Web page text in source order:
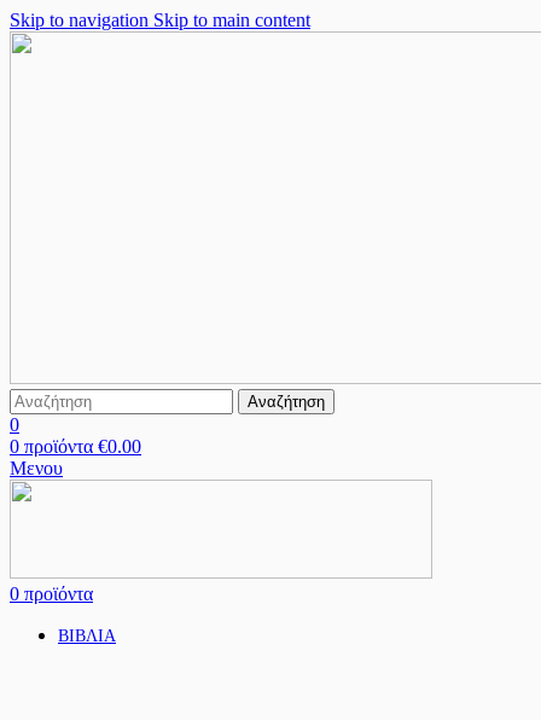
Skip to navigation Skip to main content
Αναζήτηση
0
0 προϊόντα €0.00
Μενου
0 προϊόντα
ΒΙΒΛΙΑ